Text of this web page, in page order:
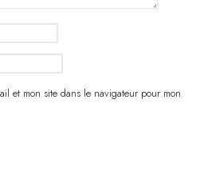
et mon site dans le navigateur pour mon